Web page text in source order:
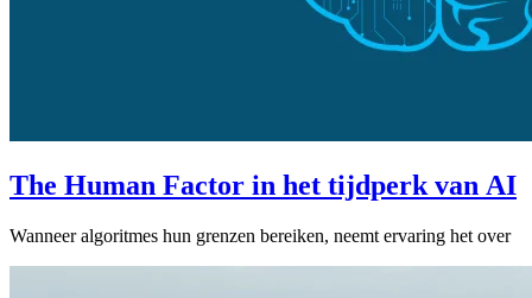
The Human Factor in het tijdperk van AI
Wanneer algoritmes hun grenzen bereiken, neemt ervaring het over